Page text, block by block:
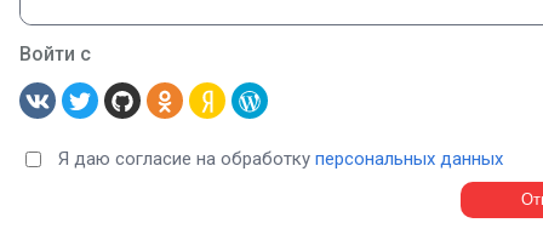
Войти с
Я даю согласие на обработку персональных данных